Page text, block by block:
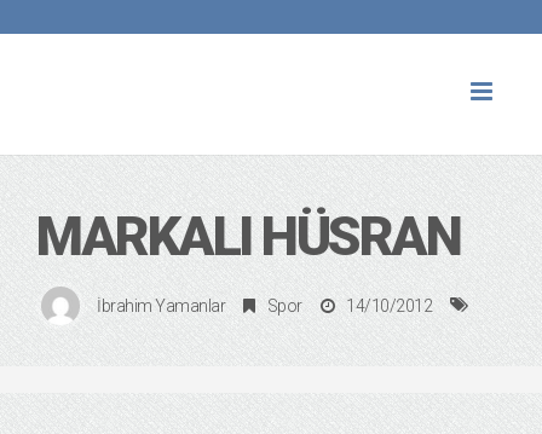
MARKALI HÜSRAN
İbrahim Yamanlar Spor 14/10/2012